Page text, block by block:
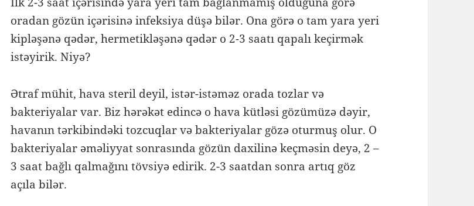
oradan gözün içərisinə infeksiya düşə bilər. Ona görə o tam yara yeri
kipləşənə qədər, hermetikləşənə qədər o 2-3 saatı qapalı keçirmək
istəyirik. Niyə?
Ətraf mühit, hava steril deyil, istər-istəməz orada tozlar və
bakteriyalar var. Biz hərəkət edincə o hava kütləsi gözümüzə dəyir,
havanın tərkibindəki tozcuqlar və bakteriyalar gözə oturmuş olur. O
bakteriyalar əməliyyat sonrasında gözün daxilinə keçməsin deyə, 2 –
3 saat bağlı qalmağını tövsiyə edirik. 2-3 saatdan sonra artıq göz
açıla bilər.